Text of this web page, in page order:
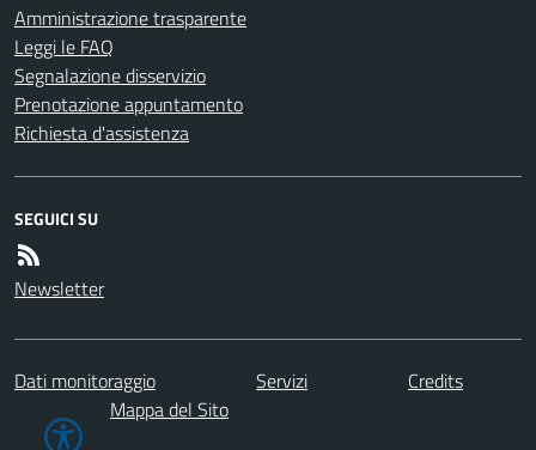
Amministrazione trasparente
Leggi le FAQ
Segnalazione disservizio
Prenotazione appuntamento
Richiesta d'assistenza
SEGUICI SU
Newsletter
Dati monitoraggio Servizi
Credits
Mappa del Sito